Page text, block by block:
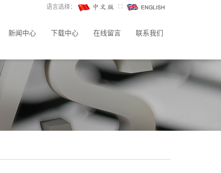
语言选择： ∷
新闻中心 下载中心 在线留言 联系我们